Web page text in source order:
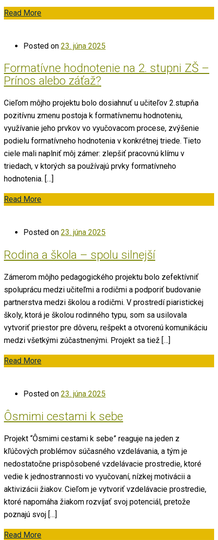
Read More
Posted on 23. júna 2025
Formatívne hodnotenie na 2. stupni ZŠ –
Prínos alebo záťaž?
Cieľom môjho projektu bolo dosiahnuť u učiteľov 2.stupňa
pozitívnu zmenu postoja k formatívnemu hodnoteniu,
využívanie jeho prvkov vo vyučovacom procese, zvýšenie
podielu formatívneho hodnotenia v konkrétnej triede. Tieto
ciele mali naplniť môj zámer: zlepšiť pracovnú klímu v
triedach, v ktorých sa používajú prvky formatívneho
hodnotenia. […]
Read More
Posted on 23. júna 2025
Rodina a škola – spolu silnejší
Zámerom môjho pedagogického projektu bolo zefektívniť
spoluprácu medzi učiteľmi a rodičmi a podporiť budovanie
partnerstva medzi školou a rodičmi. V prostredí piaristickej
školy, ktorá je školou rodinného typu, som sa usilovala
vytvoriť priestor pre dôveru, rešpekt a otvorenú komunikáciu
medzi všetkými zúčastnenými. Projekt sa tiež […]
Read More
Posted on 23. júna 2025
Ôsmimi cestami k sebe
Projekt “Ôsmimi cestami k sebe” reaguje na jeden z
kľúčových problémov súčasného vzdelávania, a tým je
nedostatočne prispôsobené vzdelávacie prostredie, ktoré
vedie k jednostrannosti vo vyučovaní, nízkej motivácii a
aktivizácii žiakov. Cieľom je vytvoriť vzdelávacie prostredie,
ktoré napomáha žiakom rozvíjať svoj potenciál, pretože
poznajú svoj […]
Read More